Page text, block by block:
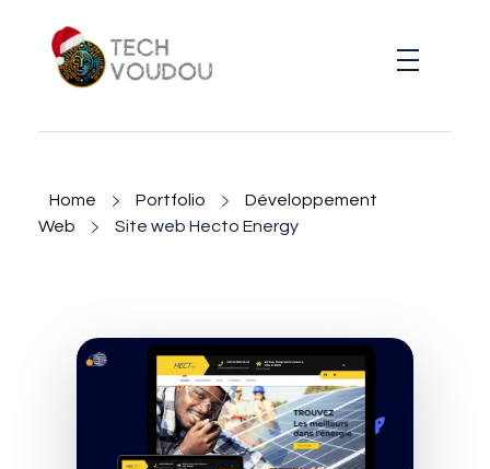
Home Portfolio
Développement
Web
Site web Hecto Energy